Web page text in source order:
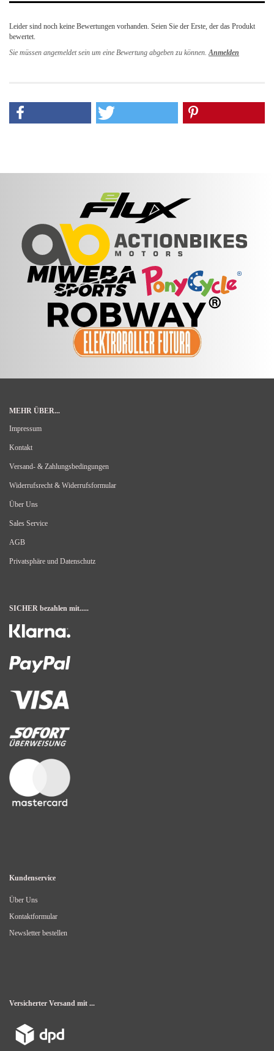
Leider sind noch keine Bewertungen vorhanden. Seien Sie der Erste, der das Produkt
bewertet.
Sie müssen angemeldet sein um eine Bewertung abgeben zu können.Anmelden
MEHR ÜBER...
Impressum
Kontakt
Versand- & Zahlungsbedingungen
Widerrufsrecht & Widerrufsformular
Über Uns
Sales Service
AGB
Privatsphäre und Datenschutz
SICHER bezahlen mit.....
Kundenservice
Über Uns
Kontaktformular
Newsletter bestellen
Versicherter Versand mit ...